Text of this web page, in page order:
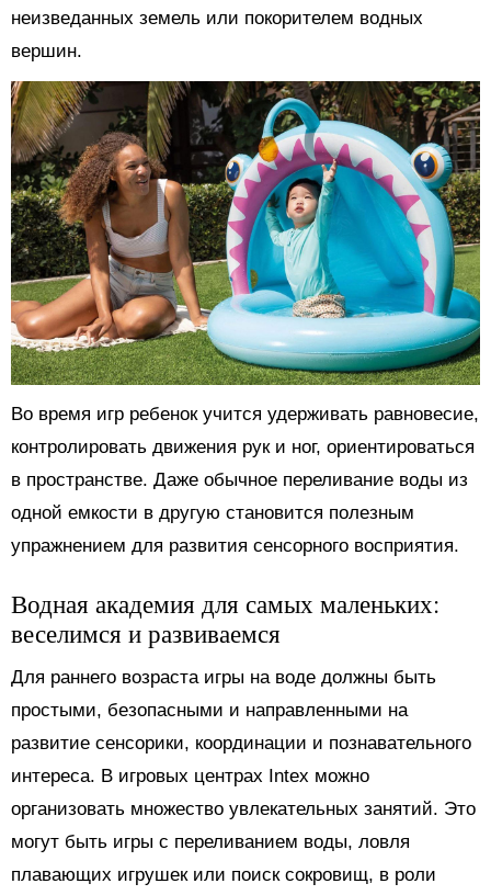
неизведанных земель или покорителем водных
вершин.
Во время игр ребенок учится удерживать равновесие,
контролировать движения рук и ног, ориентироваться
в пространстве. Даже обычное переливание воды из
одной емкости в другую становится полезным
упражнением для развития сенсорного восприятия.
Водная академия для самых маленьких:
веселимся и развиваемся
Для раннего возраста игры на воде должны быть
простыми, безопасными и направленными на
развитие сенсорики, координации и познавательного
интереса. В игровых центрах Intex можно
организовать множество увлекательных занятий. Это
могут быть игры с переливанием воды, ловля
плавающих игрушек или поиск сокровищ, в роли